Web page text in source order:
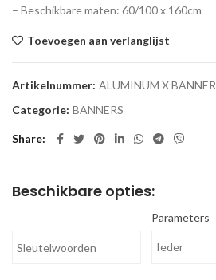
– Beschikbare maten: 60/100 x 160cm
Toevoegen aan verlanglijst
Artikelnummer: ALUMINUM X BANNER
Categorie: BANNERS
Share
Beschikbare opties:
Parameters